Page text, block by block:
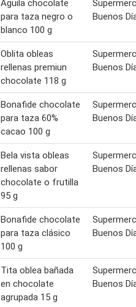
Aguila chocolate
para taza negro o
blanco 100 g
Buenos
Oblita obleas
rellenas premiun
chocolate 118 g
Buenos
Bonafide chocolate
para taza 60%
cacao 100 g
Buenos
Bela vista obleas
rellenas sabor
chocolate o frutilla
95 g
Buenos
Bonafide chocolate
para taza clásico
100 g
Buenos
Tita oblea bañada
en chocolate
agrupada 15 g
Buenos